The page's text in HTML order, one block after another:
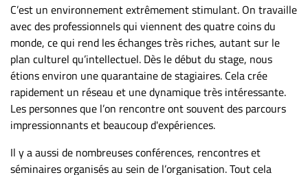
C’est un environnement extrêmement stimulant. On travaille
avec des professionnels qui viennent des quatre coins du
monde, ce qui rend les échanges très riches, autant sur le
plan culturel qu’intellectuel. Dès le début du stage, nous
étions environ une quarantaine de stagiaires. Cela crée
rapidement un réseau et une dynamique très intéressante.
Les personnes que l’on rencontre ont souvent des parcours
impressionnants et beaucoup d'expériences.
Il y a aussi de nombreuses conférences, rencontres et
séminaires organisés au sein de l’organisation. Tout cela